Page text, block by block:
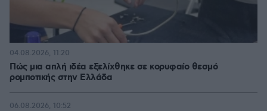
Πώς μια απλή ιδέα εξελίχθηκε σε κορυφαίο θεσμό
ρομποτικής στην Ελλάδα
04.08.2026, 11:20
06.08.2026, 10:52